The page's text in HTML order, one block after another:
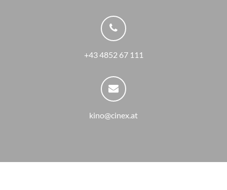
+43 4852 67 111
kino@cinex.at